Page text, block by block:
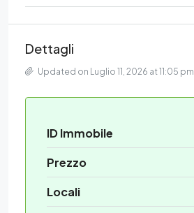
Dettagli
Updated on Luglio 11, 2026 at 11:05 pm
ID Immobile
Prezzo
Locali